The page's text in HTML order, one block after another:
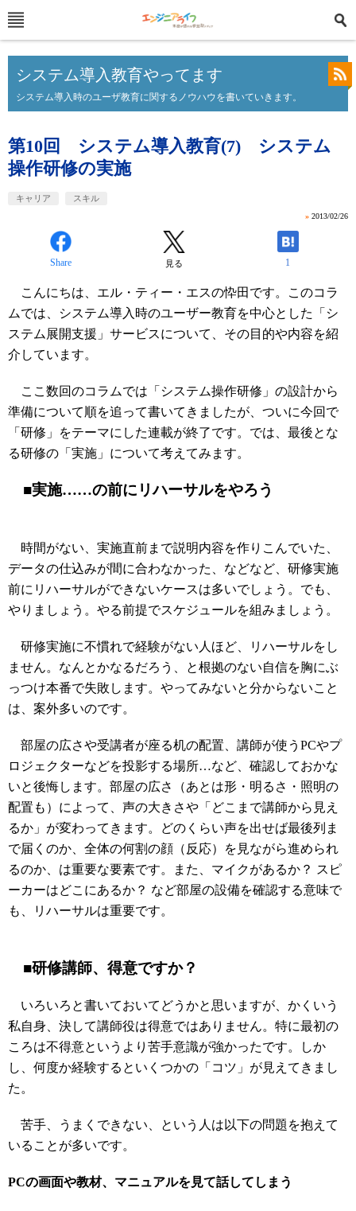
システム導入教育やってます
システム導入時のユーザ教育に関するノウハウを書いていきます。
第10回 システム導入教育(7) システム
操作研修の実施
キャリア スキル
» 2013/02/26
Share 見る 1
こんにちは、エル・ティー・エスの忰田です。このコラ
ムでは、システム導入時のユーザー教育を中心とした「シ
ステム展開支援」サービスについて、その目的や内容を紹
介しています。
ここ数回のコラムでは「システム操作研修」の設計から
準備について順を追って書いてきましたが、ついに今回で
「研修」をテーマにした連載が終了です。では、最後とな
る研修の「実施」について考えてみます。
■実施……の前にリハーサルをやろう
時間がない、実施直前まで説明内容を作りこんでいた、
データの仕込みが間に合わなかった、などなど、研修実施
前にリハーサルができないケースは多いでしょう。でも、
やりましょう。やる前提でスケジュールを組みましょう。
研修実施に不慣れで経験がない人ほど、リハーサルをし
ません。なんとかなるだろう、と根拠のない自信を胸にぶ
っつけ本番で失敗します。やってみないと分からないこと
は、案外多いのです。
部屋の広さや受講者が座る机の配置、講師が使うPCやプ
ロジェクターなどを投影する場所…など、確認しておかな
いと後悔します。部屋の広さ（あとは形・明るさ・照明の
配置も）によって、声の大きさや「どこまで講師から見え
るか」が変わってきます。どのくらい声を出せば最後列ま
で届くのか、全体の何割の顔（反応）を見ながら進められ
るのか、は重要な要素です。また、マイクがあるか？ スピ
ーカーはどこにあるか？ など部屋の設備を確認する意味で
も、リハーサルは重要です。
■研修講師、得意ですか？
いろいろと書いておいてどうかと思いますが、かくいう
私自身、決して講師役は得意ではありません。特に最初の
ころは不得意というより苦手意識が強かったです。しか
し、何度か経験するといくつかの「コツ」が見えてきまし
た。
苦手、うまくできない、という人は以下の問題を抱えて
いることが多いです。
PCの画面や教材、マニュアルを見て話してしまう